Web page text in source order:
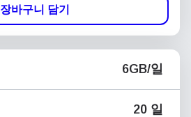
장바구니 담기
6GB/일
20 일